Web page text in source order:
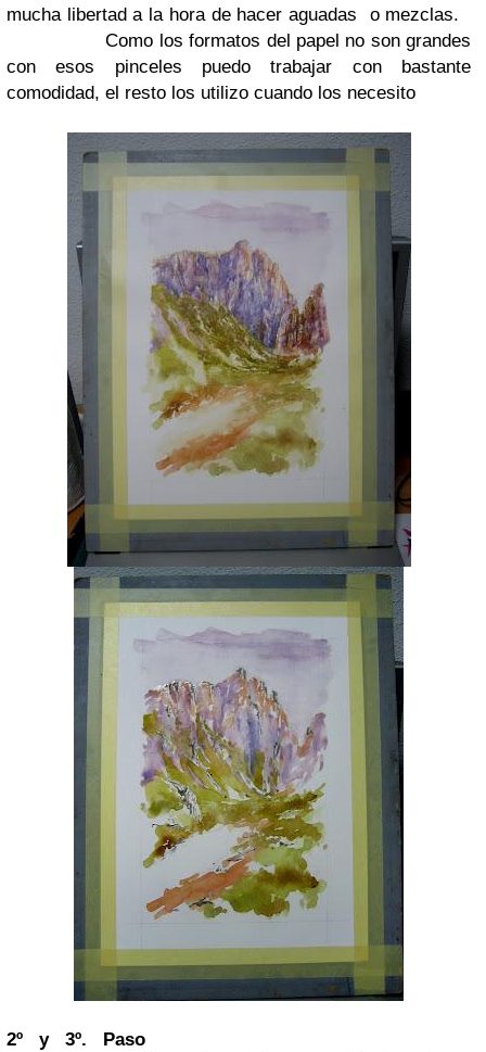
mucha libertad a la hora de hacer aguadas o mezclas.
Como los formatos del papel no son grandes
con esos pinceles puedo trabajar con bastante
comodidad, el resto los utilizo cuando los necesito
2º y 3º. Paso